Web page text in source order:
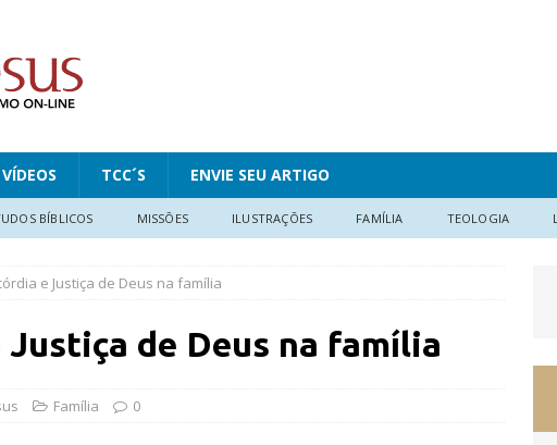
VÍDEOS TCC´S ENVIE SEU ARTIGO
BÍBLICOS MISSÕES ILUSTRAÇÕES FAMÍLIA TEOLOGIA
e Justiça de Deus na família
de Deus na família
Família 0